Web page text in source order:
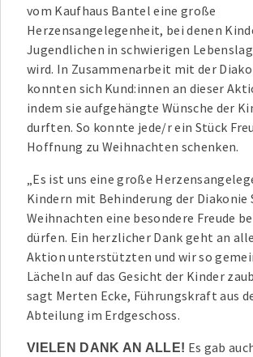
vom Kaufhaus Bantel eine große
Herzensangelegenheit, bei denen
Jugendlichen in schwierigen
wird. In Zusammenarbeit mit der
konnten sich Kund:innen an dieser
indem sie aufgehängte Wünsche der
durften. So konnte jede/r ein Stück
Hoffnung zu Weihnachten schenken.
„Es ist uns eine große
Kindern mit Behinderung der Diakonie
Weihnachten eine besondere Freude
dürfen. Ein herzlicher Dank geht an
Aktion unterstützten und wir so
Lächeln auf das Gesicht der Kinder
sagt Merten Ecke, Führungskraft aus
Abteilung im Erdgeschoss.
VIELEN DANK AN ALLE! Es gab